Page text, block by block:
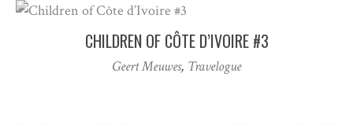
CHILDREN OF CÔTE D’IVOIRE #3
Geert Meuwes, Travelogue